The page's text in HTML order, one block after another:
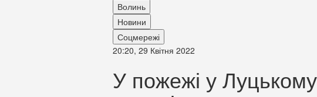
Волинь
Новини
Соцмережі
20:20, 29 Квітня 2022
У пожежі у